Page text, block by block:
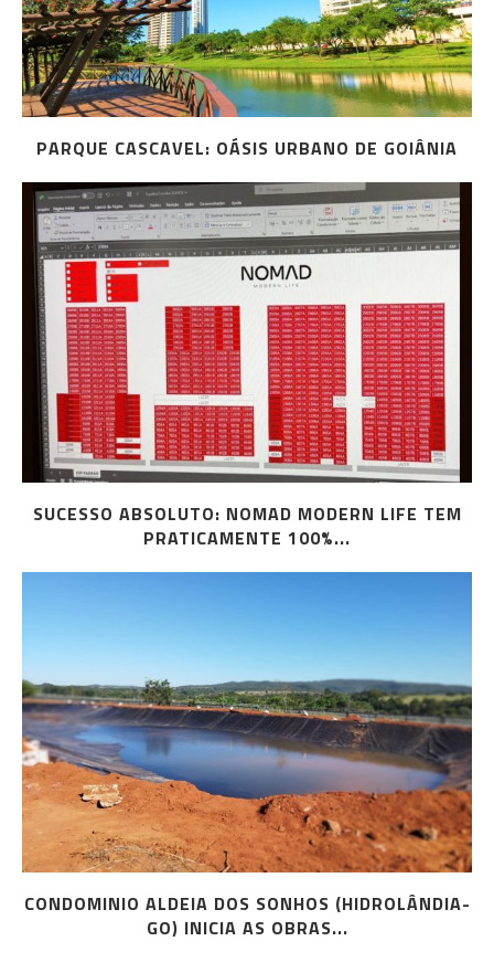
PARQUE CASCAVEL: OÁSIS URBANO DE GOIÂNIA
SUCESSO ABSOLUTO: NOMAD MODERN LIFE TEM
PRATICAMENTE 100%...
CONDOMINIO ALDEIA DOS SONHOS (HIDROLÂNDIA-
GO) INICIA AS OBRAS...